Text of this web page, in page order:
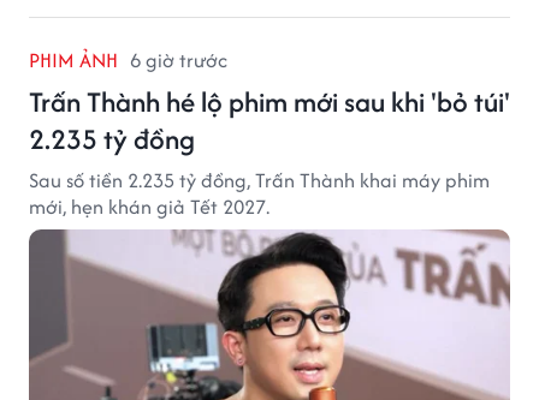
PHIM ẢNH 6 giờ trước
Trấn Thành hé lộ phim mới sau khi 'bỏ túi'
2.235 tỷ đồng
Sau số tiền 2.235 tỷ đồng, Trấn Thành khai máy phim
mới, hẹn khán giả Tết 2027.